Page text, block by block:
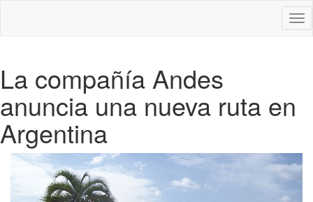
La compañía Andes
anuncia una nueva ruta en
Argentina